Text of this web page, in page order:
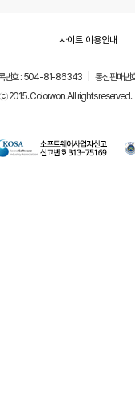
사이트 이용안내
번호 : 504-81-86343
통신판매
2015. Colorwon. All rights reserved.